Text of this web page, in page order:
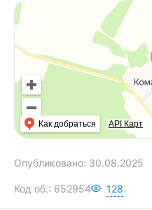
Как добраться API Карт
Опубликовано: 30.08.2025
Код об.: 652954 128